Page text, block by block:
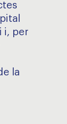
i, per
la